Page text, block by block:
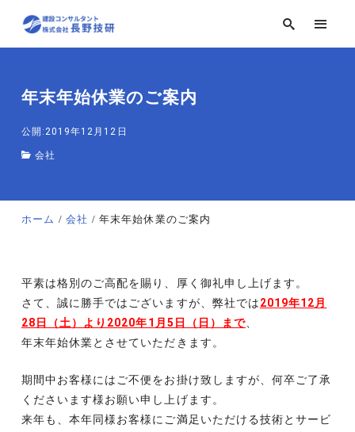
年末年始休業のご案内
公開:2019年12月12日
会社
ホーム 会社 年末年始休業のご案内
平素は格別のご高配を賜り、厚く御礼申し上げます。
さて、誠に勝手ではございますが、弊社では2019年12月
28日（土）より2020年1月5日（日）まで、
年末年始休業とさせていただきます。
期間中お客様にはご不便をお掛け致しますが、何卒ご了承
くださいます様お願い申し上げます。
来年も、本年同様お客様にご満足いただける技術とサービ